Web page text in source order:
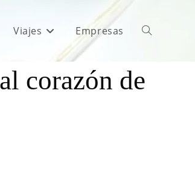
Viajes Empresas
corazón de